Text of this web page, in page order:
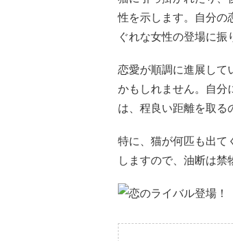
性を示します。自分の
ぐれな女性の登場に振
恋愛が順調に進展して
かもしれません。自分
は、程良い距離を取る
特に、猫が何匹も出て
しますので、油断は禁